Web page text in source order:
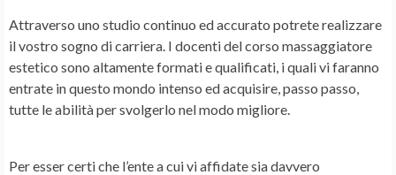
Attraverso uno studio continuo ed accurato potrete realizzare
il vostro sogno di carriera. I docenti del corso massaggiatore
estetico sono altamente formati e qualificati, i quali vi faranno
entrate in questo mondo intenso ed acquisire, passo passo,
tutte le abilità per svolgerlo nel modo migliore.
Per esser certi che l’ente a cui vi affidate sia davvero